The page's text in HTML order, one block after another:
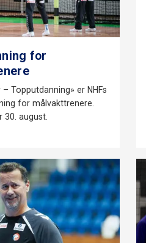
for
Topputdanning» er NHFs
for målvakttrenere.
30. august.